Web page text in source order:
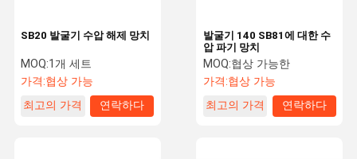
SB20 발굴기 수압 해제 망치
MOQ:1개 세트
가격:협상 가능
최고의 가격
연락하다
발굴기 140 SB81에 대한 수
압 파기 망치
MOQ:협상 가능한
가격:협상 가능
최고의 가격
연락하다